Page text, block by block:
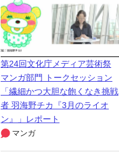
第24回文化庁メディア芸術祭
マンガ部門 トークセッション
「繊細かつ大胆な飽くなき挑戦
者 羽海野チカ『3月のライオ
ン』」レポート
マンガ